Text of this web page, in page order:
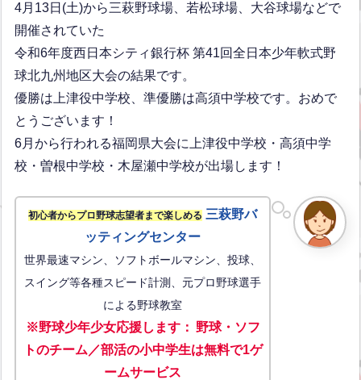
4月13日(土)から三萩野球場、若松球場、大谷球場などで
開催されていた
令和6年度西日本シティ銀行杯 第41回全日本少年軟式野
球北九州地区大会の結果です。
優勝は上津役中学校、準優勝は高須中学校です。おめで
とうございます！
6月から行われる福岡県大会に上津役中学校・高須中学
校・曽根中学校・木屋瀬中学校が出場します！
初心者からプロ野球志望者まで楽しめる 三萩野バ
ッティングセンター
世界最速マシン、ソフトボールマシン、投球、
スイング等各種スピード計測、元プロ野球選手
による野球教室
※野球少年少女応援します： 野球・ソフ
トのチーム／部活の小中学生は無料で1ゲ
ームサービス